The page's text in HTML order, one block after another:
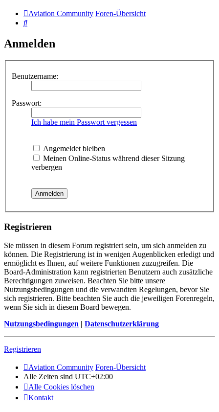
Aviation Community Foren-Übersicht
Suche
Anmelden
Benutzername:
Passwort:
Ich habe mein Passwort vergessen
Angemeldet bleiben
Meinen Online-Status während dieser Sitzung
verbergen
Registrieren
Sie müssen in diesem Forum registriert sein, um sich anmelden zu
können. Die Registrierung ist in wenigen Augenblicken erledigt und
ermöglicht es Ihnen, auf weitere Funktionen zuzugreifen. Die
Board-Administration kann registrierten Benutzern auch zusätzliche
Berechtigungen zuweisen. Beachten Sie bitte unsere
Nutzungsbedingungen und die verwandten Regelungen, bevor Sie
sich registrieren. Bitte beachten Sie auch die jeweiligen Forenregeln,
wenn Sie sich in diesem Board bewegen.
Nutzungsbedingungen | Datenschutzerklärung
Registrieren
Aviation Community Foren-Übersicht
Alle Zeiten sind UTC+02:00
Alle Cookies löschen
Kontakt